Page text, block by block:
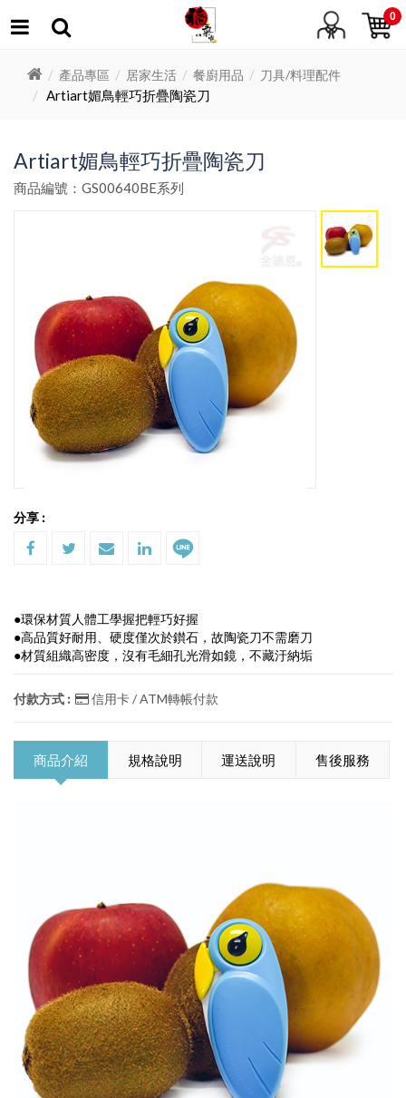
0
產品專區 居家生活 餐廚用品 刀具/料理配件
Artiart媚鳥輕巧折疊陶瓷刀
Artiart媚鳥輕巧折疊陶瓷刀
商品編號：GS00640BE系列
分享 :
●環保材質人體工學握把輕巧好握
●高品質好耐用、硬度僅次於鑚石，故陶瓷刀不需磨刀
●材質組織高密度，沒有毛細孔光滑如鏡，不藏汙納垢
付款方式 : 信用卡 / ATM轉帳付款
商品介紹 規格說明 運送說明 售後服務